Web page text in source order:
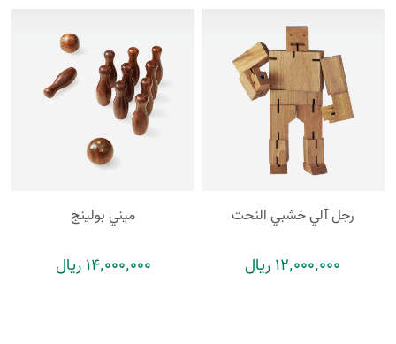
رجل آلي خشبي النحت
12٬000٬000 ریال
ميني بولينج
14٬000٬000 ریال